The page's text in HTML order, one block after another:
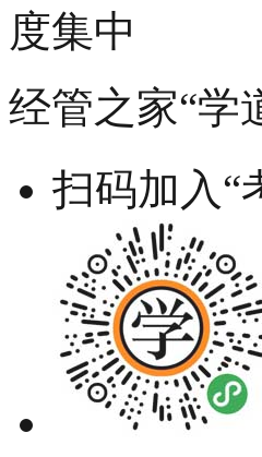
度集中
经管之家“学
扫码加入“